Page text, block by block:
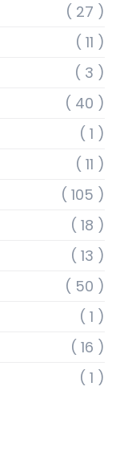
( 27 )
( 11 )
( 3 )
( 40 )
( 1 )
( 11 )
( 105 )
( 18 )
( 13 )
( 50 )
( 1 )
( 16 )
( 1 )